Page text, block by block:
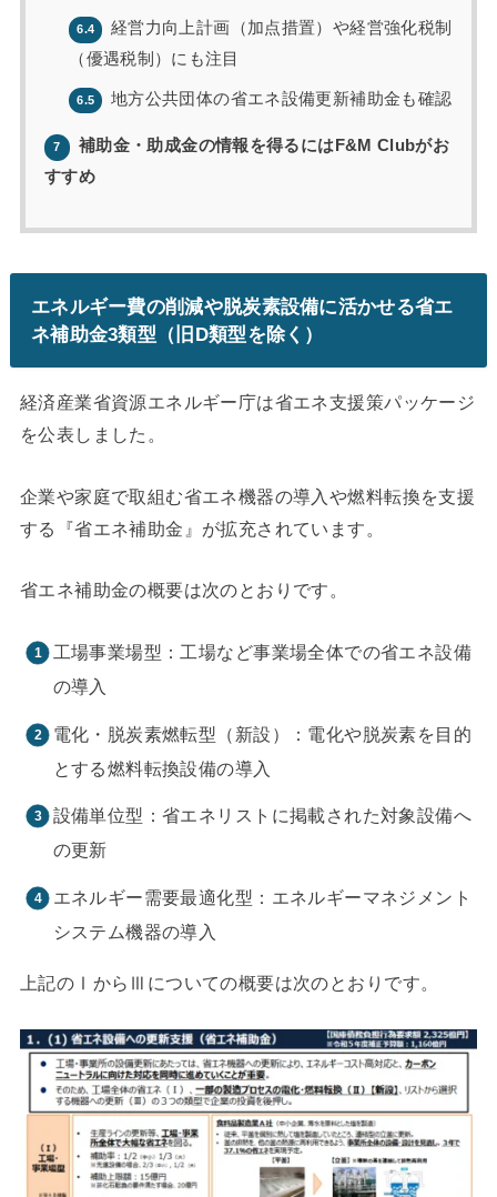
6.4
経営力向上計画（加点措置）や経営強化税制
（優遇税制）にも注目
6.5 地方公共団体の省エネ設備更新補助金も確認
7
補助金・助成金の情報を得るにはF&M Clubがお
すすめ
エネルギー費の削減や脱炭素設備に活かせる省エ
ネ補助金3類型（旧D類型を除く）
経済産業省資源エネルギー庁は省エネ支援策パッケージ
を公表しました。
企業や家庭で取組む省エネ機器の導入や燃料転換を支援
する『省エネ補助金』が拡充されています。
省エネ補助金の概要は次のとおりです。
工場事業場型：工場など事業場全体での省エネ設備
の導入
電化・脱炭素燃転型（新設）：電化や脱炭素を目的
とする燃料転換設備の導入
設備単位型：省エネリストに掲載された対象設備へ
の更新
エネルギー需要最適化型：エネルギーマネジメント
システム機器の導入
上記のⅠからⅢについての概要は次のとおりです。